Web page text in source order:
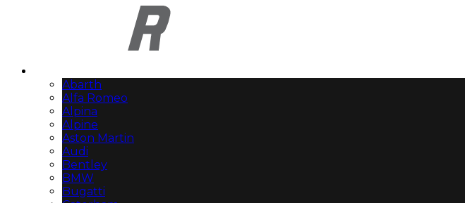
Abarth
Alfa Romeo
Alpina
Alpine
Aston Martin
Audi
Bentley
BMW
Bugatti